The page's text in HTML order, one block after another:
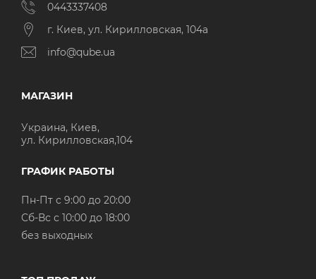
0443337408
г. Киев, ул. Кирилловская, 104а
info@qube.ua
МАГАЗИН
Украина, Киев,
ул. Кирилловская,104
ГРАФИК РАБОТЫ
Пн-Пт с 9:00 до 20:00
Cб-Вс с 10:00 до 18:00
без выходных